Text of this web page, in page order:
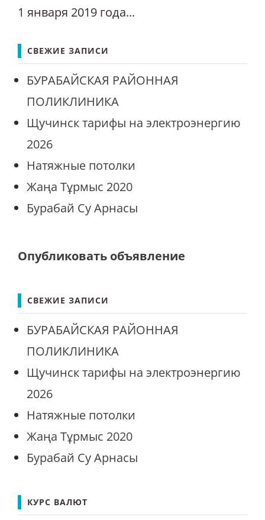
1 января 2019 года...
СВЕЖИЕ ЗАПИСИ
БУРАБАЙСКАЯ РАЙОННАЯ
ПОЛИКЛИНИКА
Щучинск тарифы на электроэнергию
2026
Натяжные потолки
Жаңа Тұрмыс 2020
Бурабай Су Арнасы
Опубликовать объявление
СВЕЖИЕ ЗАПИСИ
БУРАБАЙСКАЯ РАЙОННАЯ
ПОЛИКЛИНИКА
Щучинск тарифы на электроэнергию
2026
Натяжные потолки
Жаңа Тұрмыс 2020
Бурабай Су Арнасы
КУРС ВАЛЮТ